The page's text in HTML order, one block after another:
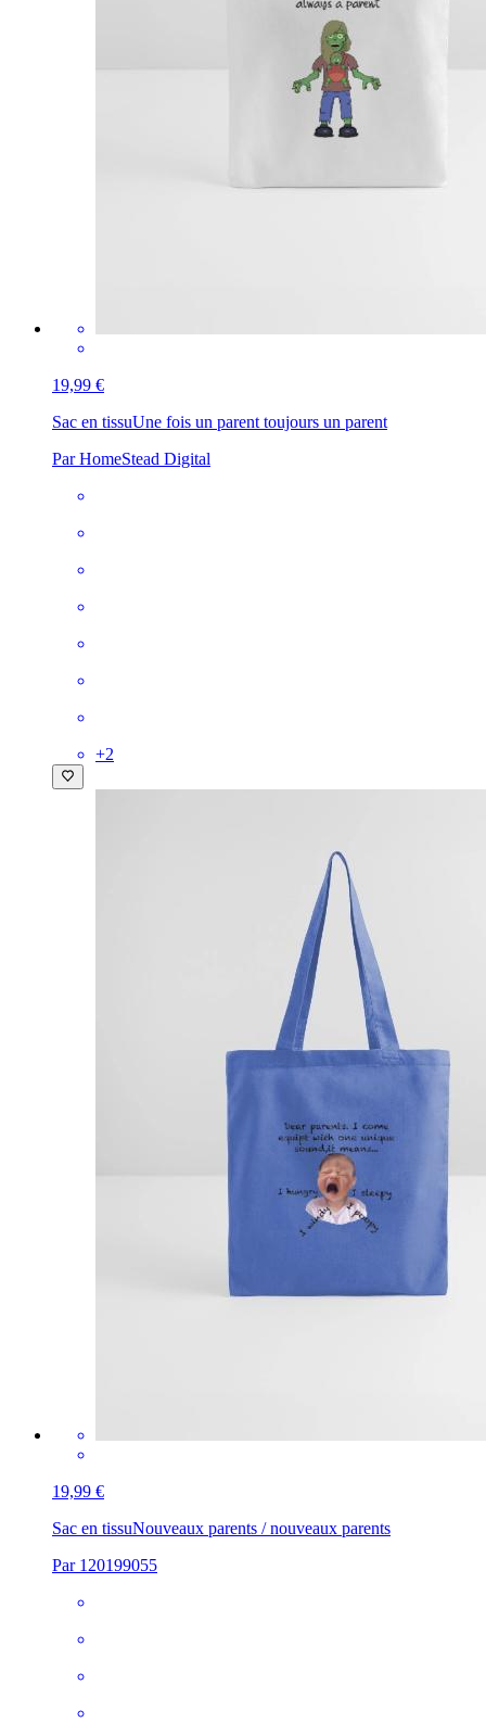
19,99 €
Sac en tissuUne fois un parent toujours un parent
Par HomeStead Digital
+2
19,99 €
Sac en tissuNouveaux parents / nouveaux parents
Par 120199055